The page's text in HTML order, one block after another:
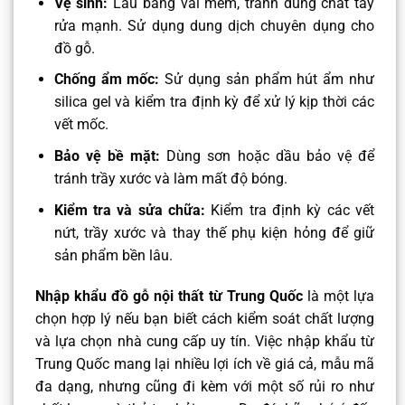
rửa mạnh. Sử dụng dung dịch chuyên dụng cho
đồ gỗ.
Chống ẩm mốc:Sử dụng sản phẩm hút ẩm như
silica gel và kiểm tra định kỳ để xử lý kịp thời các
vết mốc.
Bảo vệ bề mặt: Dùng sơn hoặc dầu bảo vệ để
tránh trầy xước và làm mất độ bóng.
Kiểm tra và sửa chữa: Kiểm tra định kỳ các vết
nứt, trầy xước và thay thế phụ kiện hỏng để giữ
sản phẩm bền lâu.
Nhập khẩu đồ gỗ nội thất từ Trung Quốclà một lựa
chọn hợp lý nếu bạn biết cách kiểm soát chất lượng
và lựa chọn nhà cung cấp uy tín. Việc nhập khẩu từ
Trung Quốc mang lại nhiều lợi ích về giá cả, mẫu mã
đa dạng, nhưng cũng đi kèm với một số rủi ro như